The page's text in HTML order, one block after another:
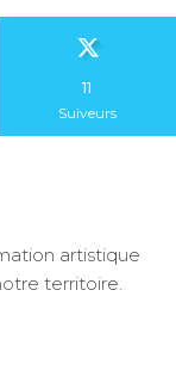
11
Suiveurs
artistique
territoire.